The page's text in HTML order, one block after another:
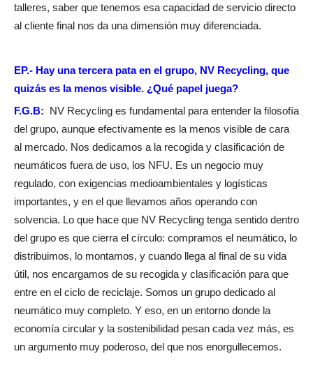
talleres, saber que tenemos esa capacidad de servicio directo
al cliente final nos da una dimensión muy diferenciada.
EP.- Hay una tercera pata en el grupo, NV Recycling, que
quizás es la menos visible. ¿Qué papel juega?
F.G.B: NV Recycling es fundamental para entender la filosofía
del grupo, aunque efectivamente es la menos visible de cara
al mercado. Nos dedicamos a la recogida y clasificación de
neumáticos fuera de uso, los NFU. Es un negocio muy
regulado, con exigencias medioambientales y logísticas
importantes, y en el que llevamos años operando con
solvencia. Lo que hace que NV Recycling tenga sentido dentro
del grupo es que cierra el círculo: compramos el neumático, lo
distribuimos, lo montamos, y cuando llega al final de su vida
útil, nos encargamos de su recogida y clasificación para que
entre en el ciclo de reciclaje. Somos un grupo dedicado al
neumático muy completo. Y eso, en un entorno donde la
economía circular y la sostenibilidad pesan cada vez más, es
un argumento muy poderoso, del que nos enorgullecemos.